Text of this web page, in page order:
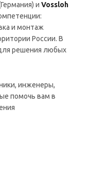
и Vossloh
и монтаж
России. В
решения любых
инженеры,
помочь вам в